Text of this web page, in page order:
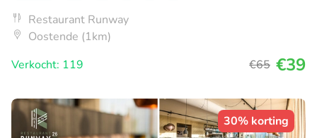
Restaurant Runway
Oostende (1km)
Verkocht: 119
€65 €39
30% korting